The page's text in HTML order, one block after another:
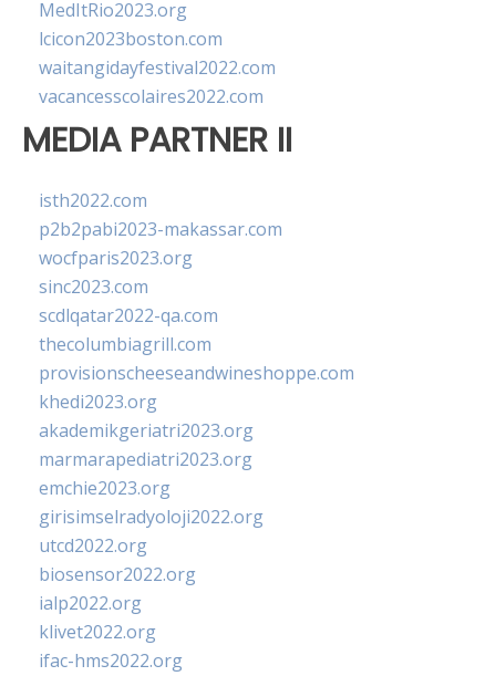
MedItRio2023.org
lcicon2023boston.com
waitangidayfestival2022.com
vacancesscolaires2022.com
MEDIA PARTNER II
isth2022.com
p2b2pabi2023-makassar.com
wocfparis2023.org
sinc2023.com
scdlqatar2022-qa.com
thecolumbiagrill.com
provisionscheeseandwineshoppe.com
khedi2023.org
akademikgeriatri2023.org
marmarapediatri2023.org
emchie2023.org
girisimselradyoloji2022.org
utcd2022.org
biosensor2022.org
ialp2022.org
klivet2022.org
ifac-hms2022.org